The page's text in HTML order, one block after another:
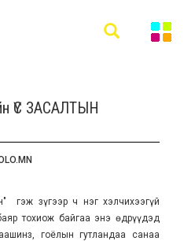
ҮС ЗАСАЛТЫН
гэж зүгээр ч нэг хэлчихээгүй
тохиож байгаа энэ өдрүүдэд
гоёлын гутландаа санаа